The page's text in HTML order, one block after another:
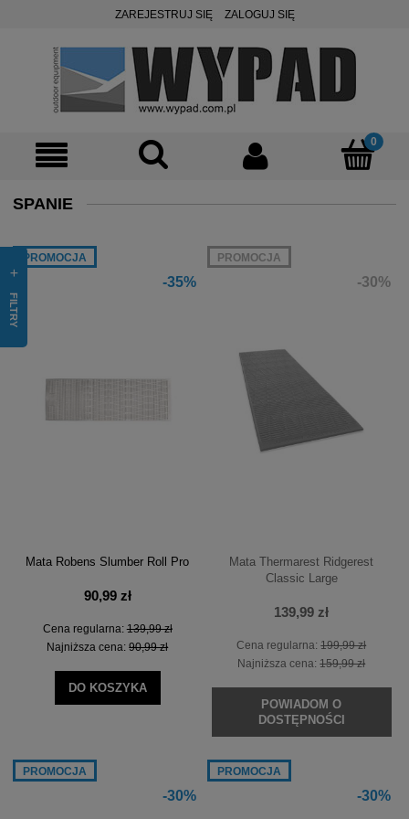
ZAREJESTRUJ SIĘ ZALOGUJ SIĘ
SPANIE
-35%
Mata Robens Slumber Roll Pro
90,99 zł
Cena regularna:139,99 zł
Najniższa cena:90,99 zł
DO KOSZYKA
PROMOCJA
-30%
Mata Thermarest Ridgerest
Classic Large
139,99 zł
Cena regularna:199,99 zł
Najniższa cena:159,99 zł
POWIADOM O
DOSTĘPNOŚCI
PROMOCJA
-30%
PROMOCJA
-30%
PROMOCJA
FILTRY